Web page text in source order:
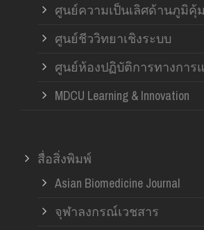
ศูนย์ความเป็นเลิศด้านภูมิคุ้
ศูนย์ชีววิทยาเชิงระบบ
ศูนย์ห้องปฏิบัติการทางการ
MDCU Learning & Innovation
สื่อสิ่งพิมพ์
Asian Biomedicine Journal
จุฬาลงกรณ์เวชสาร